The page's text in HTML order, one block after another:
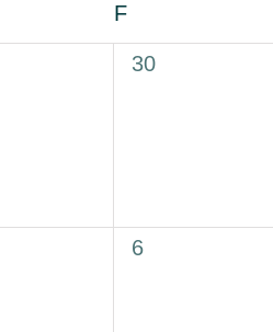
FFreitag
0
30
0
6